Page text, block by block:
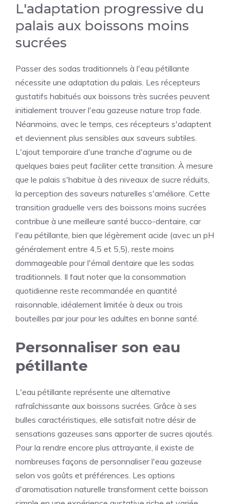
L'adaptation progressive du
palais aux boissons moins
sucrées
Passer des sodas traditionnels à l'eau pétillante
nécessite une adaptation du palais. Les récepteurs
gustatifs habitués aux boissons très sucrées peuvent
initialement trouver l'eau gazeuse nature trop fade.
Néanmoins, avec le temps, ces récepteurs s'adaptent
et deviennent plus sensibles aux saveurs subtiles.
L'ajout temporaire d'une tranche d'agrume ou de
quelques baies peut faciliter cette transition. À mesure
que le palais s'habitue à des niveaux de sucre réduits,
la perception des saveurs naturelles s'améliore. Cette
transition graduelle vers des boissons moins sucrées
contribue à une meilleure santé bucco-dentaire, car
l'eau pétillante, bien que légèrement acide (avec un pH
généralement entre 4,5 et 5,5), reste moins
dommageable pour l'émail dentaire que les sodas
traditionnels. Il faut noter que la consommation
quotidienne reste recommandée en quantité
raisonnable, idéalement limitée à deux ou trois
bouteilles par jour pour les adultes en bonne santé.
Personnaliser son eau
pétillante
L'eau pétillante représente une alternative
rafraîchissante aux boissons sucrées. Grâce à ses
bulles caractéristiques, elle satisfait notre désir de
sensations gazeuses sans apporter de sucres ajoutés.
Pour la rendre encore plus attrayante, il existe de
nombreuses façons de personnaliser l'eau gazeuse
selon vos goûts et préférences. Les options
d'aromatisation naturelle transforment cette boisson